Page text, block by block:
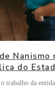
Nanismo
do
trabalho da